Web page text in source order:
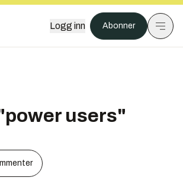
Logg inn Abonner
users"